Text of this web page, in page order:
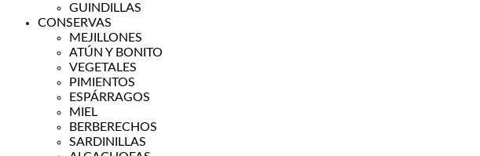
GUINDILLAS
CONSERVAS
MEJILLONES
ATÚN Y BONITO
VEGETALES
PIMIENTOS
ESPÁRRAGOS
MIEL
BERBERECHOS
SARDINILLAS